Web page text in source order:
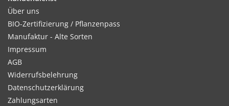
Über uns
BIO-Zertifizierung / Pflanzenpass
Manufaktur - Alte Sorten
Impressum
AGB
Widerrufsbelehrung
Datenschutzerklärung
Zahlungsarten